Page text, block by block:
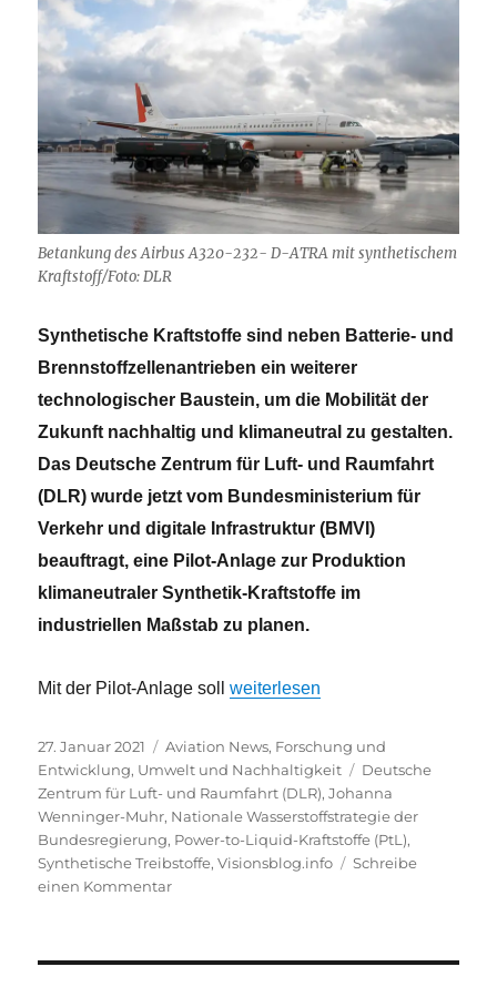
Betankung des Airbus A320-232- D-ATRA mit synthetischem
Kraftstoff/Foto: DLR
Synthetische Kraftstoffe sind neben Batterie- und
Brennstoffzellenantrieben ein weiterer
technologischer Baustein, um die Mobilität der
Zukunft nachhaltig und klimaneutral zu gestalten.
Das Deutsche Zentrum für Luft- und Raumfahrt
(DLR) wurde jetzt vom Bundesministerium für
Verkehr und digitale Infrastruktur (BMVI)
beauftragt, eine Pilot-Anlage zur Produktion
klimaneutraler Synthetik-Kraftstoffe im
industriellen Maßstab zu planen.
Mit der Pilot-Anlage soll„DLR: Planungsbeginn der
weiterlesen
Veröffentlicht
am
27. Januar 2021 Kategorien
Aviation News, Forschung und
Entwicklung, Umwelt und Nachhaltigkeit Schlagwörter
Deutsche
Zentrum für Luft- und Raumfahrt (DLR),Johanna
Wenninger-Muhr, Nationale Wasserstoffstrategie der
Bundesregierung, Power-to-Liquid-Kraftstoffe (PtL),
Synthetische Treibstoffe,Visionsblog.info
Schreibe
einen Kommentarzu